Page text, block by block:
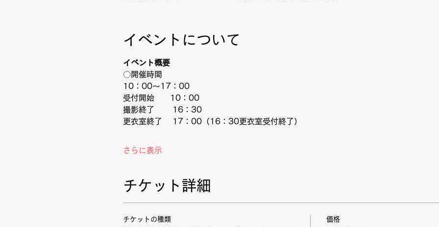
イベントについて
イベント概要
〇開催時間
10：00～17：00
受付開始　　10：00
撮影終了　 　16：30
更衣室終了 　17：00（16：30更衣室受付終了）
さらに表示
チケット詳細
チケットの種類 価格